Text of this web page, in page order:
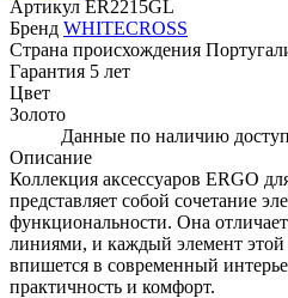
Артикул ER2215GL
Бренд WHITECROSS
Страна происхождения
Гарантия 5 лет
Цвет
Золото
Данные по наличию
Описание
Коллекция аксессуаров ERGO
представляет собой сочетание
функциональности. Она
линиями, и каждый элемент
впишется в современный
практичность и комфорт.